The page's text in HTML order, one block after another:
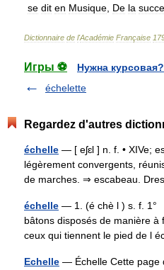
se dit en Musique De la
Dictionnaire de l'Académie Française
Игры ⚽
Нужна курсовая?
échelette
Regardez d'autres
échelle — [ eʃɛl ] n. f. • XIVe;
légèrement convergents,
de marches. ⇒ escabeau.
échelle — 1. (é chè l ) s. f. 1°
bâtons disposés de manière à
ceux qui tiennent le pied de l
Echelle — Échelle Cette page